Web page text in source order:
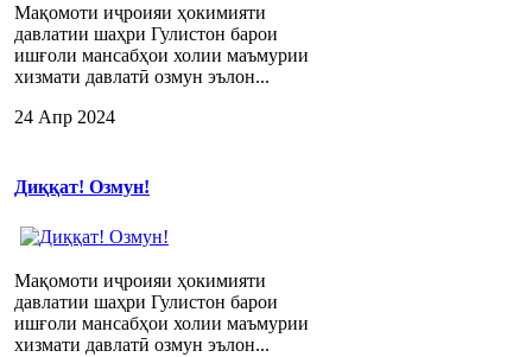
Мақомоти иҷроияи ҳокимияти
давлатии шаҳри Гулистон барои
ишғоли мансабҳои холии маъмурии
хизмати давлатӣ озмун эълон...
24 Апр 2024
Диққат! Озмун!
Мақомоти иҷроияи ҳокимияти
давлатии шаҳри Гулистон барои
ишғоли мансабҳои холии маъмурии
хизмати давлатӣ озмун эълон...